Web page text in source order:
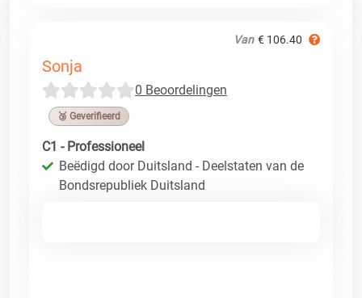
Van € 106.40
Sonja
0 Beoordelingen
🥉 Geverifieerd
C1 - Professioneel
Beëdigd door Duitsland - Deelstaten van de
Bondsrepubliek Duitsland